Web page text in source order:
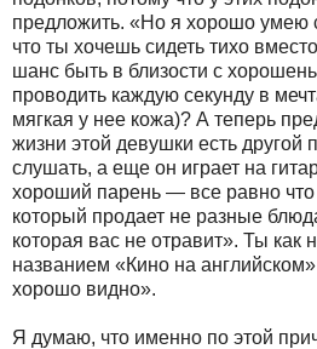
предложить. «Но я хорошо умею
что ты хочешь сидеть тихо
шанс быть в близости с
проводить каждую секунду в
мягкая у нее кожа)? А теперь
жизни этой девушки есть другой
слушать, а еще он играет на
хороший парень — все равно
который продает не разные
которая вас не отравит». Ты
названием «Кино на
хорошо видно».
Я думаю, что именно по этой